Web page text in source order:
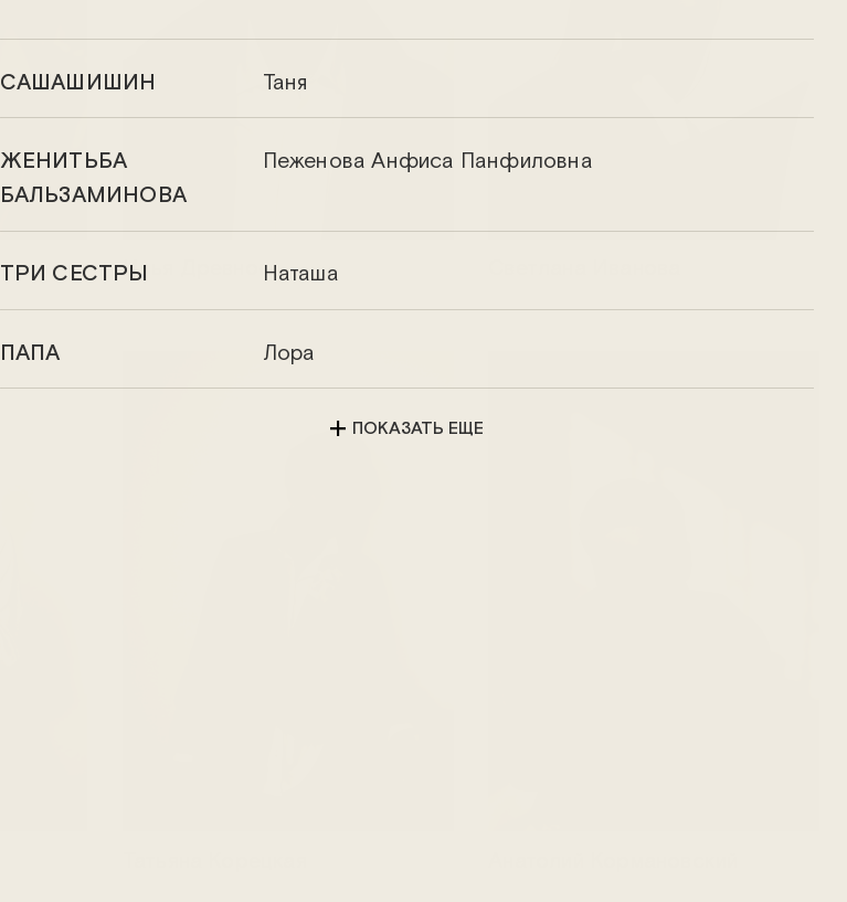
Илья Древнов
САШАШИШИН Таня
ЖЕНИТЬБА
БАЛЬЗАМИНОВА
Пеженова Анфиса Панфиловна
ТРИ СЕСТРЫ Наташа
ПАПА Лора
ПОКАЗАТЬ ЕЩЕ